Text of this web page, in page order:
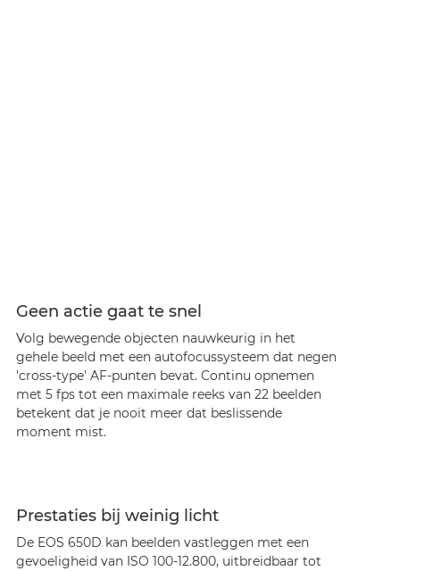
Geen actie gaat te snel
Volg bewegende objecten nauwkeurig in het
gehele beeld met een autofocussysteem dat negen
'cross-type' AF-punten bevat. Continu opnemen
met 5 fps tot een maximale reeks van 22 beelden
betekent dat je nooit meer dat beslissende
moment mist.
Prestaties bij weinig licht
De EOS 650D kan beelden vastleggen met een
gevoeligheid van ISO 100-12.800, uitbreidbaar tot